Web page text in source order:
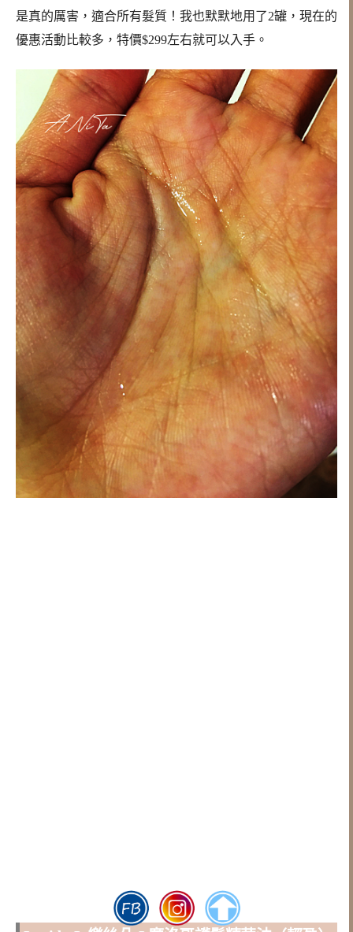
是真的厲害，適合所有髮質！我也默默地用了2罐，現在的
優惠活動比較多，特價$299左右就可以入手。